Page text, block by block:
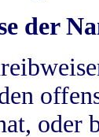
der
oder